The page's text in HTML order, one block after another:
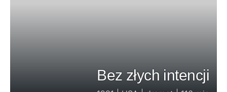
Bez złych intencji